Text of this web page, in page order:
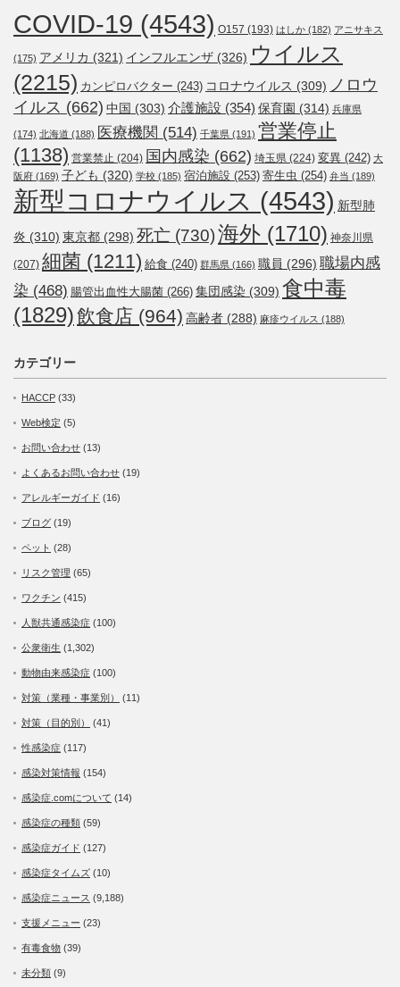
COVID-19 (4543) O157 (193) はしか (182) アニサキス
(175) アメリカ (321) インフルエンザ (326) ウイルス
(2215) カンピロバクター (243) コロナウイルス (309) ノロウ
イルス (662) 中国 (303) 介護施設 (354) 保育園 (314) 兵庫県
(174) 北海道 (188) 医療機関 (514) 千葉県 (191) 営業停止
(1138) 営業禁止 (204) 国内感染 (662) 埼玉県 (224) 変異 (242) 大
阪府 (169) 子ども (320) 学校 (185) 宿泊施設 (253) 寄生虫 (254) 弁当 (189)
新型コロナウイルス (4543) 新型肺
炎 (310) 東京都 (298) 死亡 (730)海外 (1710) 神奈川県
(207) 細菌 (1211) 給食 (240) 群馬県 (166) 職員 (296) 職場内感
染 (468) 腸管出血性大腸菌 (266) 集団感染 (309) 食中毒
(1829)飲食店 (964) 高齢者 (288) 麻疹ウイルス (188)
カテゴリー
HACCP (33)
Web検定 (5)
お問い合わせ (13)
よくあるお問い合わせ (19)
アレルギーガイド (16)
ブログ (19)
ペット (28)
リスク管理 (65)
ワクチン (415)
人獣共通感染症 (100)
公衆衛生 (1,302)
動物由来感染症 (100)
対策（業種・事業別） (11)
対策（目的別） (41)
性感染症 (117)
感染対策情報 (154)
感染症.comについて (14)
感染症の種類 (59)
感染症ガイド (127)
感染症タイムズ (10)
感染症ニュース (9,188)
支援メニュー (23)
有毒食物 (39)
未分類 (9)